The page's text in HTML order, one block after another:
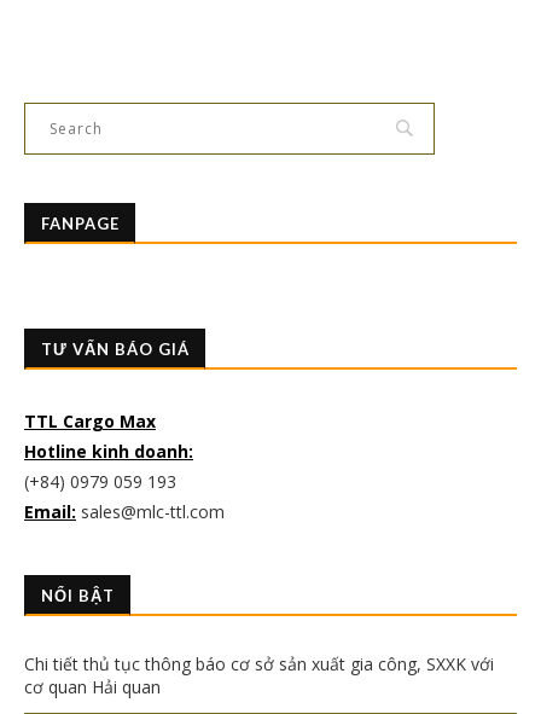
FANPAGE
TƯ VẤN BÁO GIÁ
TTL Cargo Max
Hotline kinh doanh:
(+84) 0979 059 193
Email: sales@mlc-ttl.com
NỔI BẬT
Chi tiết thủ tục thông báo cơ sở sản xuất gia công, SXXK với
cơ quan Hải quan